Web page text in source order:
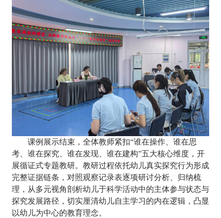
课例展示结束，全体教师紧扣“谁在操作、谁在思
考、谁在探究、谁在发现、谁在建构”五大核心维度，开
展循证式专题教研。教研过程依托幼儿真实探究行为形成
完整证据链条，对照观察记录表逐项研讨分析、归纳梳
理，从多元视角剖析幼儿于科学活动中的主体参与状态与
探究发展路径，切实厘清幼儿自主学习的内在逻辑，凸显
以幼儿为中心的教育理念。